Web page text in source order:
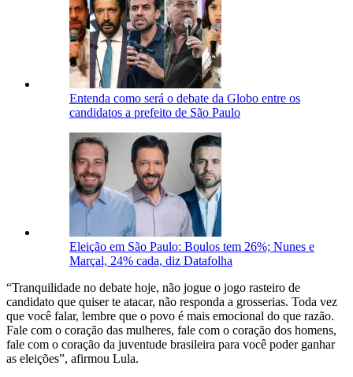
Entenda como será o debate da Globo entre os
candidatos a prefeito de São Paulo
Eleição em São Paulo: Boulos tem 26%; Nunes e
Marçal, 24% cada, diz Datafolha
“Tranquilidade no debate hoje, não jogue o jogo rasteiro de
candidato que quiser te atacar, não responda a grosserias. Toda vez
que você falar, lembre que o povo é mais emocional do que razão.
Fale com o coração das mulheres, fale com o coração dos homens,
fale com o coração da juventude brasileira para você poder ganhar
as eleições”, afirmou Lula.